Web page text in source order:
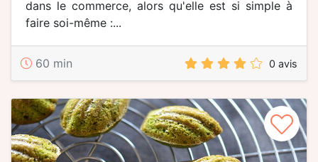
dans le commerce, alors qu'elle est si simple à
faire soi-même :...
60 min 0 avis